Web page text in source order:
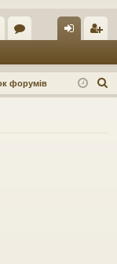
ум
и
д ст
ра
форумів
о